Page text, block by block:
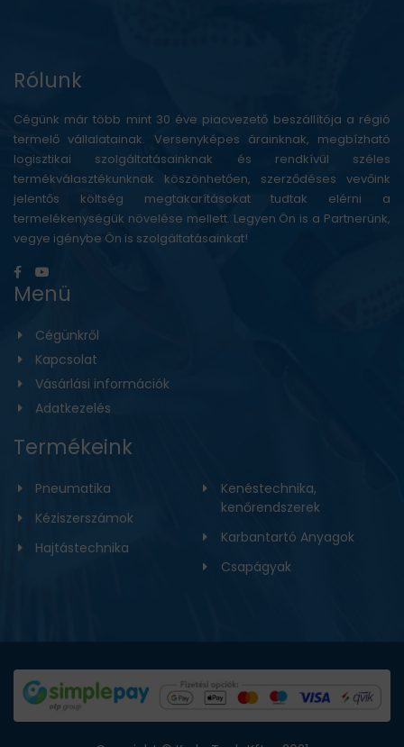
Rólunk
Cégünk már több mint 30 éve piacvezető beszállítója a régió
termelő vállalatainak. Versenyképes árainknak, megbízható
logisztikai szolgáltatásainknak és rendkívül széles
termékválasztékunknak köszönhetően, szerződéses vevőink
jelentős költség megtakarításokat tudtak elérni a
termelékenységük növelése mellett. Legyen Ön is a Partnerünk,
vegye igénybe Ön is szolgáltatásainkat!
Menü
Cégünkről
Kapcsolat
Vásárlási információk
Adatkezelés
Termékeink
Pneumatika
Kéziszerszámok
Hajtástechnika
Kenéstechnika,
kenőrendszerek
Karbantartó Anyagok
Csapágyak